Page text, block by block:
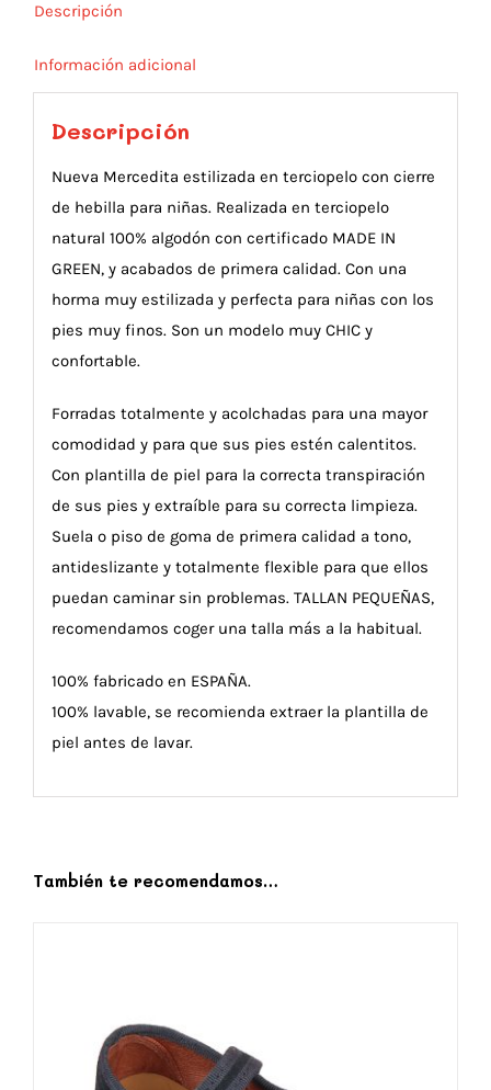
Descripción
Información adicional
Descripción
Nueva Mercedita estilizada en terciopelo con cierre
de hebilla para niñas. Realizada en terciopelo
natural 100% algodón con certificado MADE IN
GREEN, y acabados de primera calidad. Con una
horma muy estilizada y perfecta para niñas con los
pies muy finos. Son un modelo muy CHIC y
confortable.
Forradas totalmente y acolchadas para una mayor
comodidad y para que sus pies estén calentitos.
Con plantilla de piel para la correcta transpiración
de sus pies y extraíble para su correcta limpieza.
Suela o piso de goma de primera calidad a tono,
antideslizante y totalmente flexible para que ellos
puedan caminar sin problemas. TALLAN PEQUEÑAS,
recomendamos coger una talla más a la habitual.
100% fabricado en ESPAÑA.
100% lavable, se recomienda extraer la plantilla de
piel antes de lavar.
También te recomendamos…